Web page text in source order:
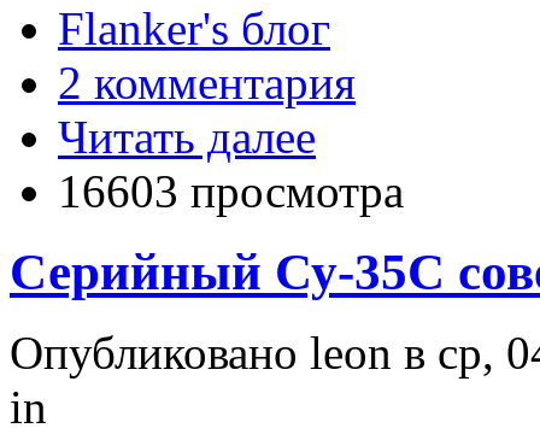
Flanker's блог
2 комментария
Читать далее
16603 просмотра
Серийный Су-35С
Опубликовано leon в ср,
in